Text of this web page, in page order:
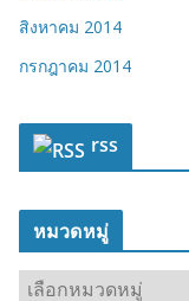
สิงหาคม 2014
กรกฎาคม 2014
rss
หมวดหมู่